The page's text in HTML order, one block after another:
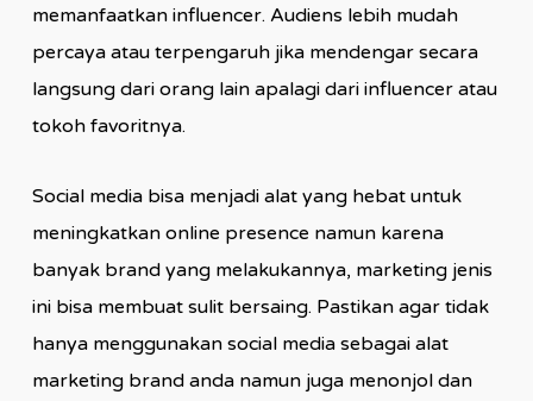
memanfaatkan influencer. Audiens lebih mudah
percaya atau terpengaruh jika mendengar secara
langsung dari orang lain apalagi dari influencer atau
tokoh favoritnya.
Social media bisa menjadi alat yang hebat untuk
meningkatkan online presence namun karena
banyak brand yang melakukannya, marketing jenis
ini bisa membuat sulit bersaing. Pastikan agar tidak
hanya menggunakan social media sebagai alat
marketing brand anda namun juga menonjol dan